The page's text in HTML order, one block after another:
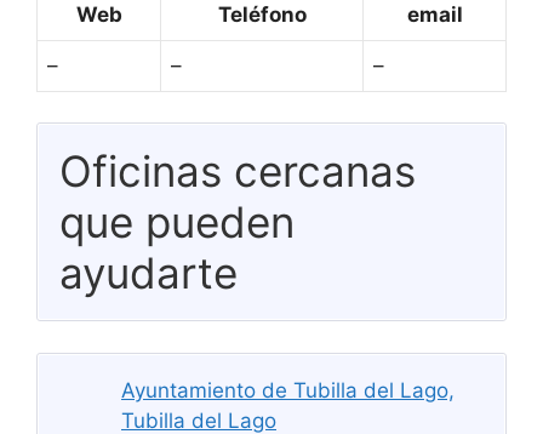
Web Teléfono email
– – –
Oficinas cercanas
que pueden
ayudarte
Ayuntamiento de Tubilla del Lago,
Tubilla del Lago